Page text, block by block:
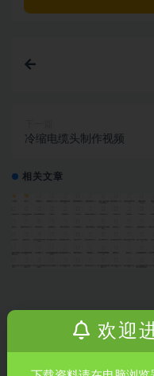
冷缩电缆头制作视频
相关文章
欢迎